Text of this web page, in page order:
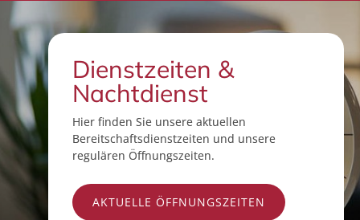
Dienstzeiten &
Nachtdienst
Hier finden Sie unsere aktuellen
Bereitschaftsdienstzeiten und unsere
regulären Öffnungszeiten.
AKTUELLE ÖFFNUNGSZEITEN